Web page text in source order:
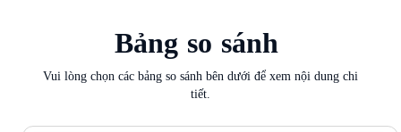
Bảng so sánh
Vui lòng chọn các bảng so sánh bên dưới để xem nội dung chi
tiết.